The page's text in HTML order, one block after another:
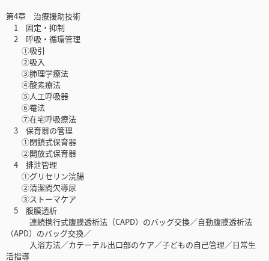
第4章 治療援助技術
1 固定・抑制
2 呼吸・循環管理
①吸引
②吸入
③肺理学療法
④酸素療法
⑤人工呼吸器
⑥罨法
⑦在宅呼吸療法
3 保育器の管理
①閉鎖式保育器
②開放式保育器
4 排泄管理
①グリセリン浣腸
②清潔間欠導尿
③ストーマケア
5 腹膜透析
連続携行式腹膜透析法（CAPD）のバッグ交換／自動腹膜透析法
（APD）のバッグ交換／
入浴方法／カテーテル出口部のケア／子どもの自己管理／日常生
活指導